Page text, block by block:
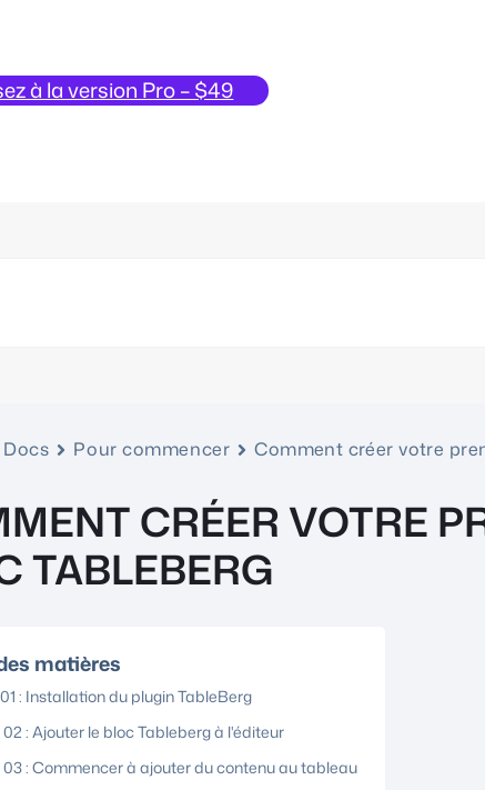
à la version Pro – $49
Docs Pour commencer Comment créer votre
CRÉER VOTRE
TABLEBERG
matières
: Installation du plugin TableBerg
: Ajouter le bloc Tableberg à l'éditeur
: Commencer à ajouter du contenu au tableau